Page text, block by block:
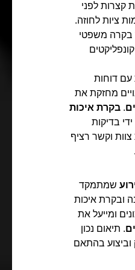
קצרות לפני
ציות לחוזה.
בקרה משפטי
עם דוחות
מחזקת את
. בקרת איכות
בדיקות
וקשר רציף
שמתמקד
ובקרת איכות
ומייעל את
. תיאום נכון
וביצוע בהתאם